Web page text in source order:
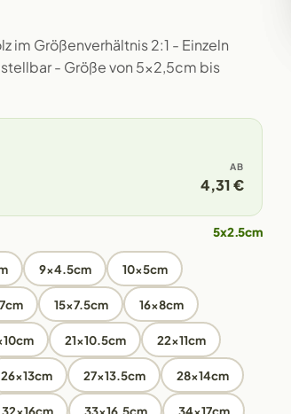
im Größenverhältnis 2:1 - Einzeln
- Größe von 5x2,5cm bis
AB
4,31 €
5x2.5cm
9x4.5cm 10x5cm
15x7.5cm 16x8cm
21x10.5cm 22x11cm
26x13cm 27x13.5cm 28x14cm
32x16cm 33x16.5cm 34x17cm